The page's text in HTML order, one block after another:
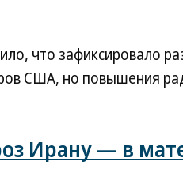
что зафиксировало
США, но повышения
Ирану — в